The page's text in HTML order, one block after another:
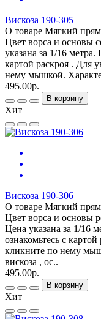
Вискоза 190-305
О товаре Мягкий
Цвет ворса и основы
указана за 1/16
картой раскроя . Для
нему мышкой.
495.00р.
В корзину
Хит
Вискоза 190-306
О товаре Мягкий
Цвет ворса и основы
Цена указана за 1/16
ознакомьтесь с
кликните по нему
вискоза , ос..
495.00р.
В корзину
Хит